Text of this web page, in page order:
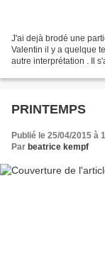
J'ai dejà brodé une
Valentin il y a quelque
autre interprétation . Il
PRINTEMPS
Publié le 25/04/2015 à
Par beatrice kempf